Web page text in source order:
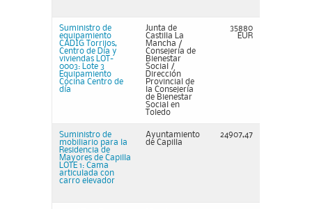
Suministro de
equipamiento
CADIG Torrijos,
Centro de Día y
viviendas LOT-
0003: Lote 3
Equipamiento
Cocina Centro de
día
Junta de
Castilla La
Mancha /
Consejería de
Bienestar
Social /
Dirección
Provincial de
la Consejería
de Bienestar
Social en
Toledo
35880
EUR
Suministro de
mobiliario para la
Residencia de
Mayores de Capilla
LOTE 1: Cama
articulada con
carro elevador
Ayuntamiento
de Capilla
24907,47